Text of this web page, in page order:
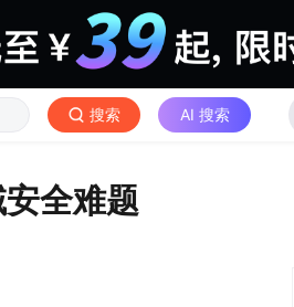
搜索 AI 搜索
全难题